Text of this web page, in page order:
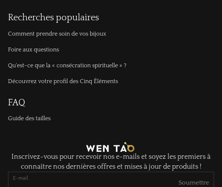
Recherches populaires
Comment prendre soin de vos bijoux
Foire aux questions
Qu'est-ce que la « consécration spirituelle » ?
Découvrez votre profil des Cinq Éléments
FAQ
Guide des tailles
Inscrivez-vous pour recevoir nos e-mails et soyez les premiers à
connaître nos dernières offres et mises à jour de produits !
E-mail
Soumettre